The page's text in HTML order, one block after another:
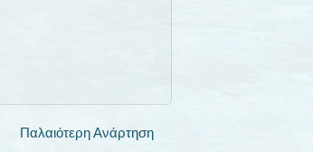
Παλαιότερη Ανάρτηση